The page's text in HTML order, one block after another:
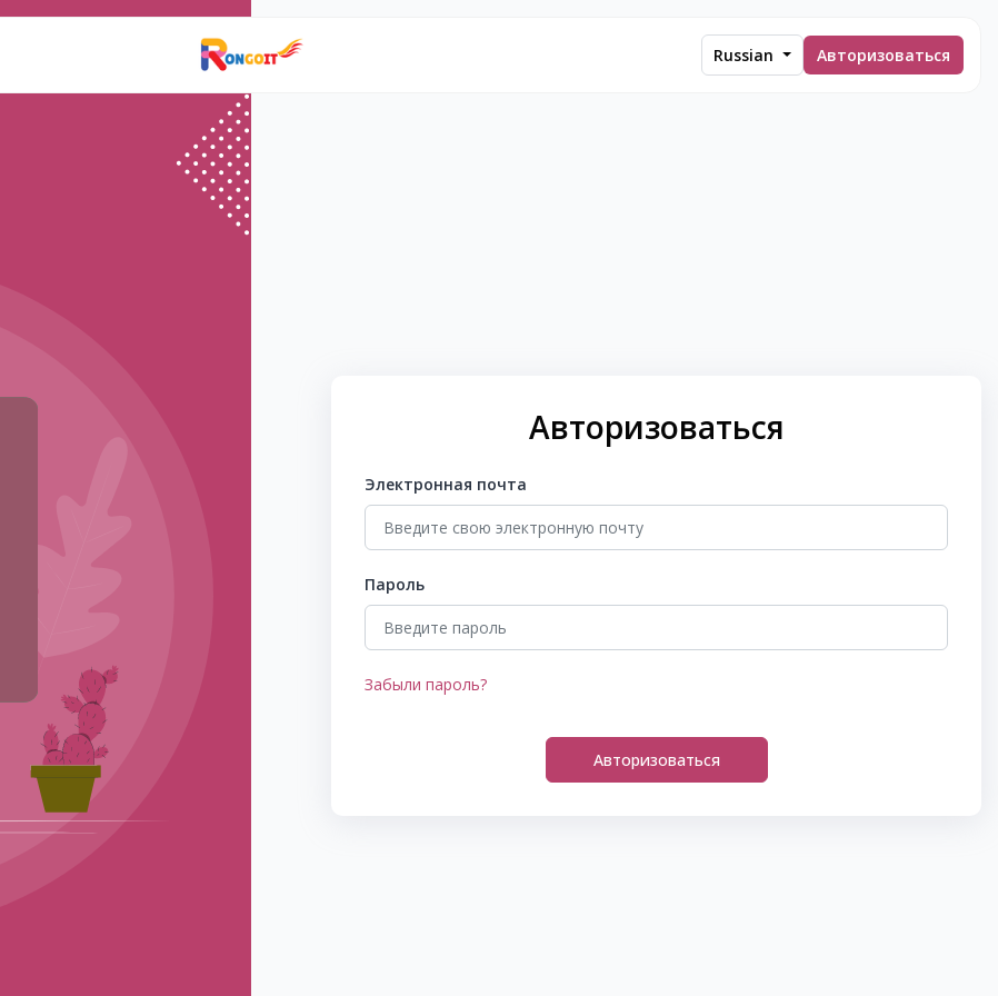
Russian Авторизоваться
Авторизоваться
Электронная почта
Пароль
Забыли пароль?
Авторизоваться